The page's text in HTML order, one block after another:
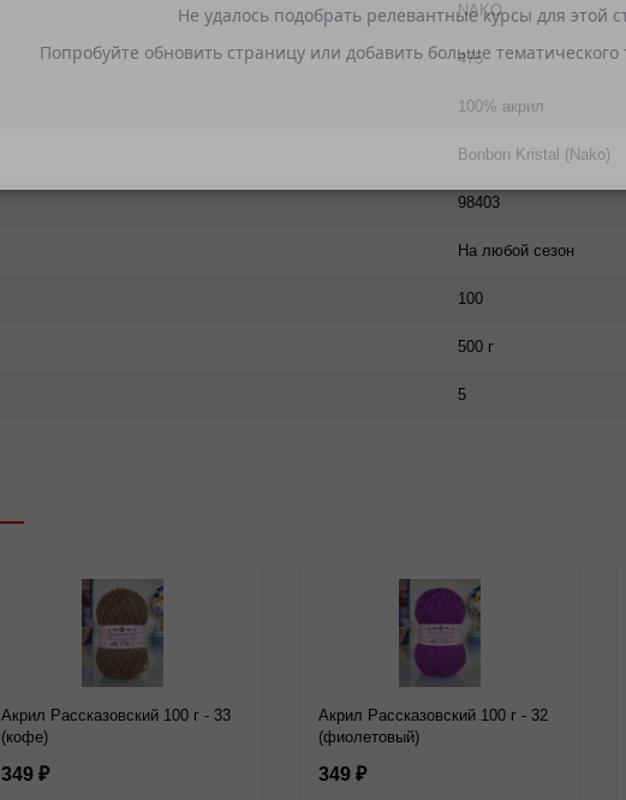
NAKO
475
100% акрил
Bonbon Kristal (Nako)
98403
На любой сезон
100
500 г
5
Акрил Рассказовский 100 г - 33
(кофе)
349 ₽
Акрил Рассказовский 100 г - 32
(фиолетовый)
349 ₽